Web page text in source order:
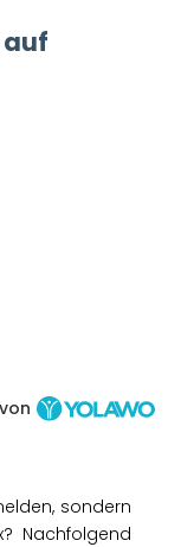
auf
sondern
Nachfolgend